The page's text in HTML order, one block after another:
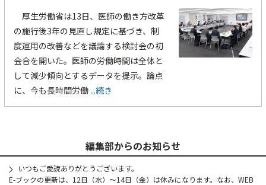
厚生労働省は13日、医師の働き方改革
の施行後3年の見直し規定に基づき、制
度運用の改善などを議論する検討会の初
会合を開いた。医師の労働時間は全体と
して減少傾向とするデータを提示。論点
に、今も長時間労働...続き
編集部からのお知らせ
いつもご愛読ありがとうございます。
E-ブックの更新は、12日（水）～14日（金）は休みになります。なお、WEB